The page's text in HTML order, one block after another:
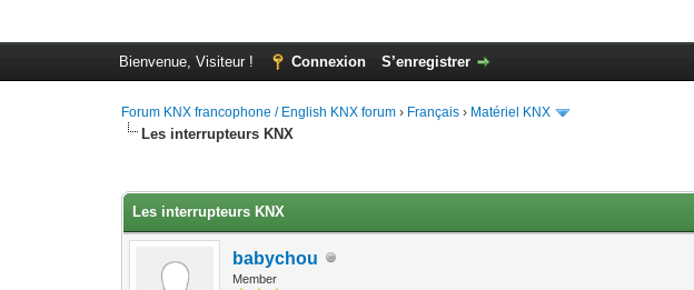
Bienvenue, Visiteur ! Connexion S’enregistrer
Forum KNX francophone / English KNX forum › Français › Matériel KNX
Les interrupteurs KNX
Les interrupteurs KNX
babychou
Member